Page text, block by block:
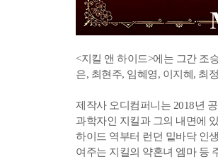
<지킬 앤 하이드>에는 그간 조
은, 최현주, 임혜영, 이지혜, 최
제작사 오디컴퍼니는 2018년
과학자인 지킬과 그의 내면에
하이드 역부터 런던 밑바닥 인
여주는 지킬의 약혼녀 엠마 등